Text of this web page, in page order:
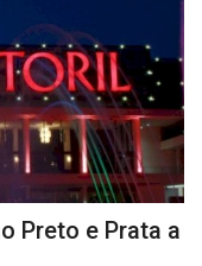
Preto e Prata a